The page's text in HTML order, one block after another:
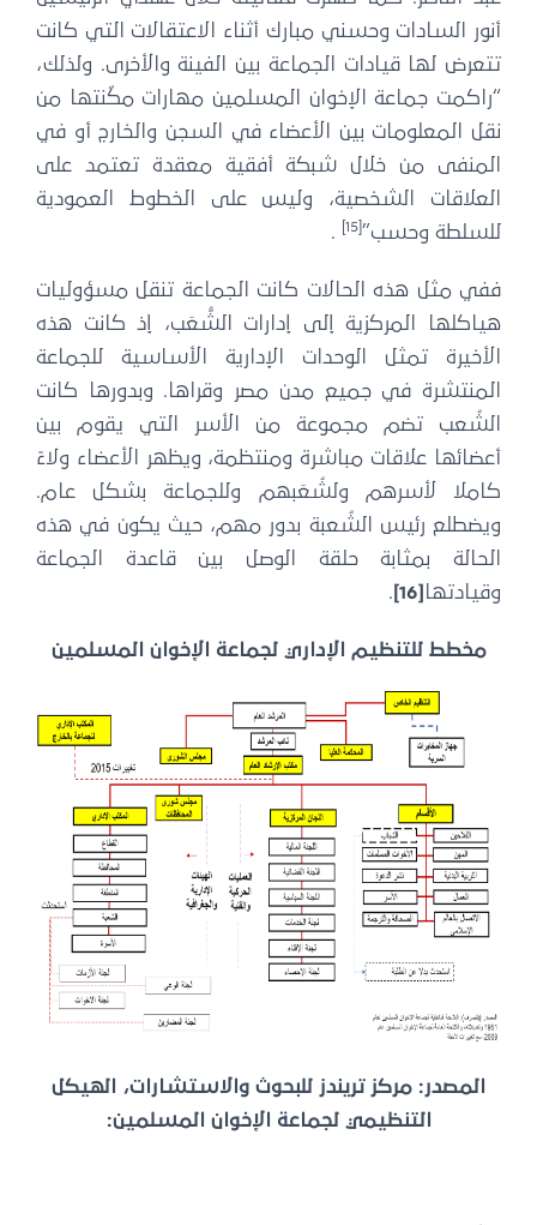
أنور السادات وحسني مبارك أثناء الاعتقالات التي كانت
تتعرض لها قيادات الجماعة بين الفينة والأخرى. ولذلك،
“راكمت جماعة الإخوان المسلمين مهارات مكّنتها من
نقل المعلومات بين الأعضاء في السجن والخارج أو في
المنفى من خلال شبكة أفقية معقدة تعتمد على
العلاقات الشخصية، وليس على الخطوط العمودية
للسلطة وحسب”
.
ففي مثل هذه الحالات كانت الجماعة تنقل مسؤوليات
هياكلها المركزية إلى إدارات الشُّعَب، إذ كانت هذه
الأخيرة تمثل الوحدات الإدارية الأساسية للجماعة
المنتشرة في جميع مدن مصر وقراها. وبدورها كانت
الشُعب تضم مجموعة من الأسر التي يقوم بين
أعضائها علاقات مباشرة ومنتظمة، ويظهر الأعضاء ولاءً
كاملا لأسرهم ولشُعَبهم وللجماعة بشكل عام.
ويضطلع رئيس الشُعبة بدور مهم، حيث يكون في هذه
الحالة بمثابة حلقة الوصل بين قاعدة الجماعة
وقيادتها [16]
.
مخطط للتنظيم الإداري لجماعة الإخوان المسلمين
المصدر: مركز تريندز للبحوث والاستشارات، الهيكل
التنظيمي لجماعة الإخوان المسلمين: